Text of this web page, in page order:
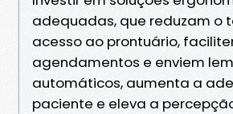
adequadas, que reduzam o
acesso ao prontuário,
agendamentos e enviem
automáticos, aumenta a
paciente e eleva a